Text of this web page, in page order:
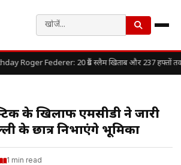
Roger Federer: 20 ग्रैंड स्लैम खिताब और 237 हफ्तों
के खिलाफ एमसीडी ने जारी
के छात्र निभाएंगे भूमिका
1 min read